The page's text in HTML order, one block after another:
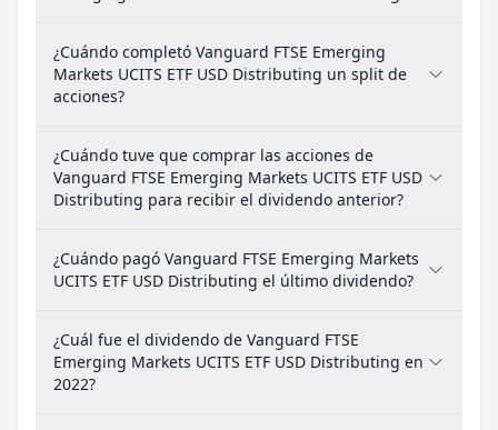
¿Cuándo completó Vanguard FTSE Emerging
Markets UCITS ETF USD Distributing un split de
acciones?
¿Cuándo tuve que comprar las acciones de
Vanguard FTSE Emerging Markets UCITS ETF USD
Distributing para recibir el dividendo anterior?
¿Cuándo pagó Vanguard FTSE Emerging Markets
UCITS ETF USD Distributing el último dividendo?
¿Cuál fue el dividendo de Vanguard FTSE
Emerging Markets UCITS ETF USD Distributing en
2022?